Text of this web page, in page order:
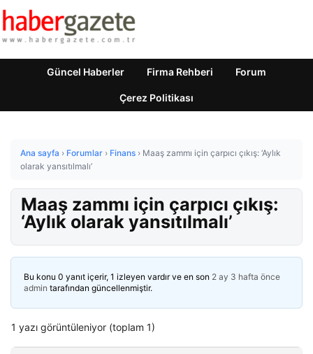
Güncel Haberler Firma Rehberi Forum
Çerez Politikası
Ana sayfa › Forumlar › Finans › Maaş zammı için çarpıcı çıkış: ‘Aylık
olarak yansıtılmalı’
Maaş zammı için çarpıcı çıkış:
‘Aylık olarak yansıtılmalı’
Bu konu 0 yanıt içerir, 1 izleyen vardır ve en son 2 ay 3 hafta önce
admin tarafından güncellenmiştir.
1 yazı görüntüleniyor (toplam 1)